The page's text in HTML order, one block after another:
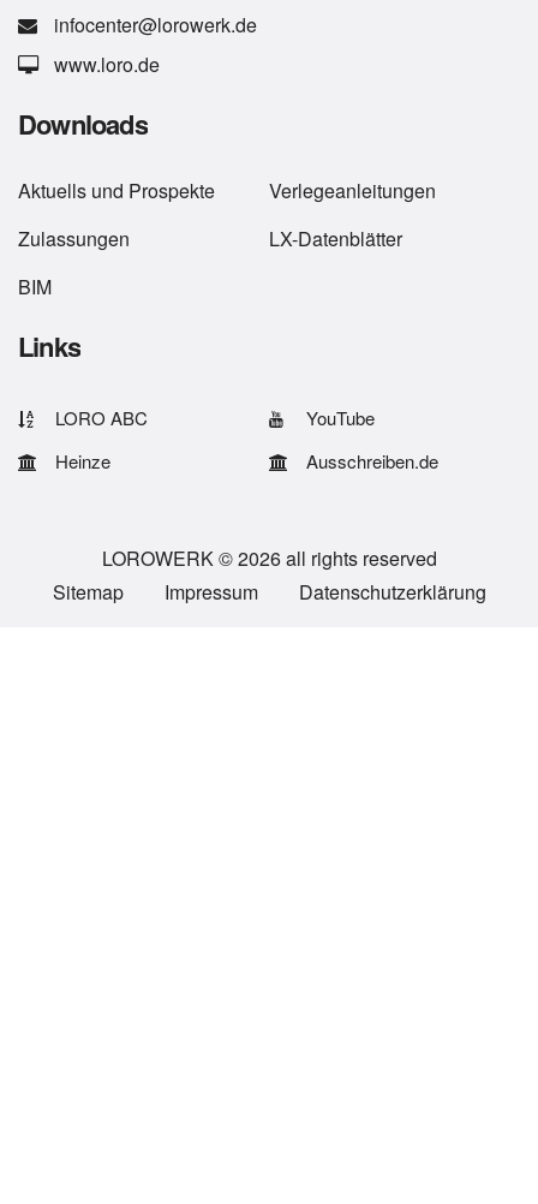
infocenter@lorowerk.de
www.loro.de
Downloads
Aktuells und Prospekte
Verlegeanleitungen
Zulassungen
LX-Datenblätter
BIM
Links
LORO ABC
YouTube
Heinze
Ausschreiben.de
LOROWERK © 2026 all rights reserved
Sitemap
Impressum Datenschutzerklärung